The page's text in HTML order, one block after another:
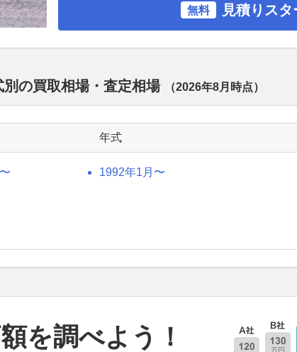
無料 見積りスタ
の買取相場・査定相場 （2026年8月 時点）
年式
1992年1月〜
を調べよう！